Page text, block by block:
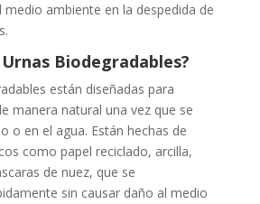
ambiente en la despedida de
Biodegradables?
están diseñadas para
manera natural una vez que se
o en el agua. Están hechas de
como papel reciclado, arcilla,
de nuez, que se
sin causar daño al medio